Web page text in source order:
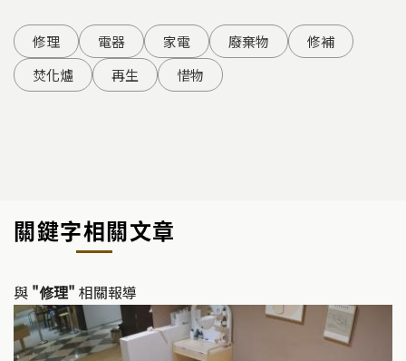
修理 電器 家電 廢棄物
修補
焚化爐
再生 惜物
關鍵字相關文章
與 "修理" 相關報導